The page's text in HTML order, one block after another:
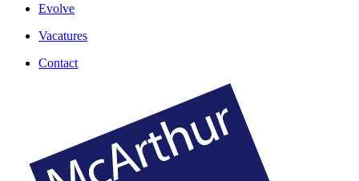
Evolve
Vacatures
Contact